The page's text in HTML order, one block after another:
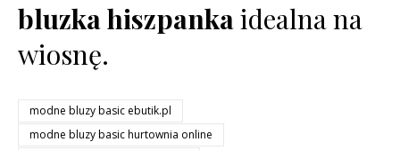
bluzka hiszpankaidealna na
wiosnę.
modne bluzy basic ebutik.pl
modne bluzy basic hurtownia online